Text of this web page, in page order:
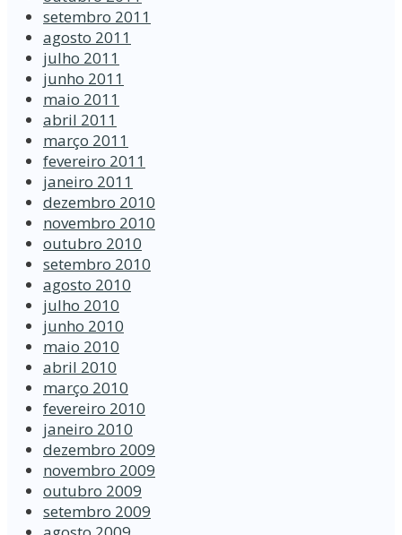
setembro 2011
agosto 2011
julho 2011
junho 2011
maio 2011
abril 2011
março 2011
fevereiro 2011
janeiro 2011
dezembro 2010
novembro 2010
outubro 2010
setembro 2010
agosto 2010
julho 2010
junho 2010
maio 2010
abril 2010
março 2010
fevereiro 2010
janeiro 2010
dezembro 2009
novembro 2009
outubro 2009
setembro 2009